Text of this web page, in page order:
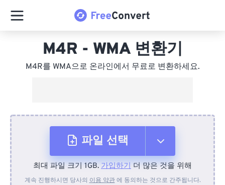
M4R - WMA 변환기
M4R를 WMA으로 온라인에서 무료로 변환하세요.
파일 선택
장치에서
최대 파일 크기 1GB. 가입하기 더 많은 것을 위해
계속 진행하시면 당사의 이용 약관에 동의하는 것으로 간주됩니다.